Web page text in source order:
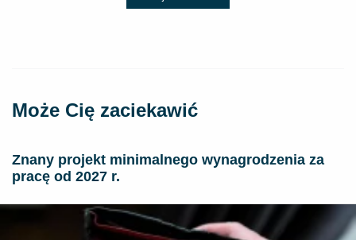
Może Cię zaciekawić
Znany projekt minimalnego wynagrodzenia za
pracę od 2027 r.